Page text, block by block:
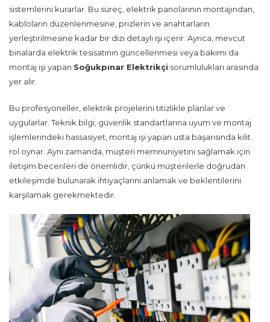
sistemlerini kurarlar. Bu süreç, elektrik panolarının montajından,
kabloların düzenlenmesine, prizlerin ve anahtarların
yerleştirilmesine kadar bir dizi detaylı işi içerir. Ayrıca, mevcut
binalarda elektrik tesisatının güncellenmesi veya bakımı da
montaj işi yapan Soğukpınar Elektrikçi sorumlulukları arasında
yer alır.
Bu profesyoneller, elektrik projelerini titizlikle planlar ve
uygularlar. Teknik bilgi, güvenlik standartlarına uyum ve montaj
işlemlerindeki hassasiyet, montaj işi yapan usta başarısında kilit
rol oynar. Aynı zamanda, müşteri memnuniyetini sağlamak için
iletişim becerileri de önemlidir, çünkü müşterilerle doğrudan
etkileşimde bulunarak ihtiyaçlarını anlamak ve beklentilerini
karşılamak gerekmektedir.